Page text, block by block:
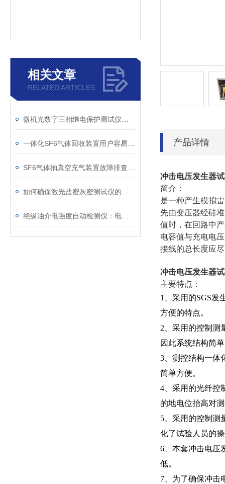
相关文章
RELATED ARTICLES
产品详情
冲击电压发生器
简介：
是一种产生模拟
先由变压器经硅
值时，在回路中
电容值与充电电
接线的总长度应
冲击电压发生器
主要特点：
1、采用的SGS发
方便的特点。
2、采用的控制测
因此系统结构简
3、测控结构一体
简单方便。
4、采用的光纤控
的地电位抬高对
5、采用的控制测
化了试验人员的
6、本套冲击电压
低。
7、为了确保冲击